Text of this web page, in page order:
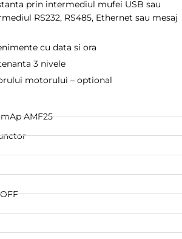
prin intermediul mufei USB sau
RS232, RS485, Ethernet sau mesaj
cu data si ora
3 nivele
motorului – optional
AMF25